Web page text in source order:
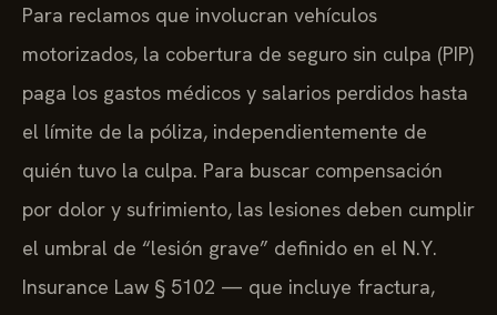
Para reclamos que involucran vehículos
motorizados, la cobertura de seguro sin culpa (PIP)
paga los gastos médicos y salarios perdidos hasta
el límite de la póliza, independientemente de
quién tuvo la culpa. Para buscar compensación
por dolor y sufrimiento, las lesiones deben cumplir
el umbral de “lesión grave” definido en el N.Y.
Insurance Law § 5102 — que incluye fractura,